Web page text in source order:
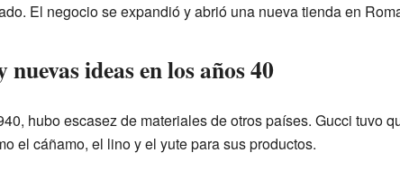
El negocio se expandió y abrió una nueva tienda en
nuevas ideas en los años 40
hubo escasez de materiales de otros países. Gucci tuvo
el cáñamo, el lino y el yute para sus productos.